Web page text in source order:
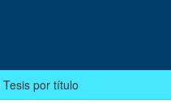
por título